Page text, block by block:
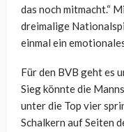
das noch mitmacht.“
dreimalige
einmal ein
Für den BVB geht es
Sieg könnte die
unter die Top vier
Schalkern auf Seiten